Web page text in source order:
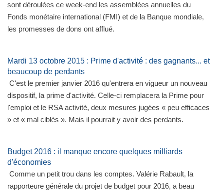
sont déroulées ce week-end les assemblées annuelles du
Fonds monétaire international (FMI) et de la Banque mondiale,
les promesses de dons ont afflué.
Mardi 13 octobre 2015 : Prime d'activité : des gagnants... et
beaucoup de perdants
C'est le premier janvier 2016 qu'entrera en vigueur un nouveau
dispositif, la prime d'activité. Celle-ci remplacera la Prime pour
l'emploi et le RSA activité, deux mesures jugées « peu efficaces
» et « mal ciblés ». Mais il pourrait y avoir des perdants.
Budget 2016 : il manque encore quelques milliards
d'économies
Comme un petit trou dans les comptes. Valérie Rabault, la
rapporteure générale du projet de budget pour 2016, a beau